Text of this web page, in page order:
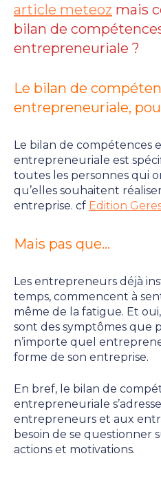
article meteoz mais
bilan de
entrepreneuriale ?
Le bilan de
entrepreneuriale,
Le bilan de compétences
entrepreneuriale est
toutes les personnes qui
qu’elles souhaitent
entreprise. cf Edition
Mais pas que…
Les entrepreneurs déjà
temps, commencent à
même de la fatigue. Et
sont des symptômes que
n’importe quel
forme de son entreprise.
En bref, le bilan de
entrepreneuriale
entrepreneurs et aux
besoin de se questionner
actions et motivations.